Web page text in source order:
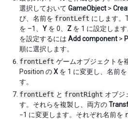
選択しておいて GameObject >
び、名前を frontLeft にします
を –1、 Y を 0、 Z を 1 に設定しま
を設定するには Add component >
順に選択します。
frontLeft ゲームオブジェクトを
Position のX を 1 に変更し、名前を
す。
frontLeft と frontRight オブジ
す。それらを複製し、両方の
−1 に変更します。それぞれ名前を